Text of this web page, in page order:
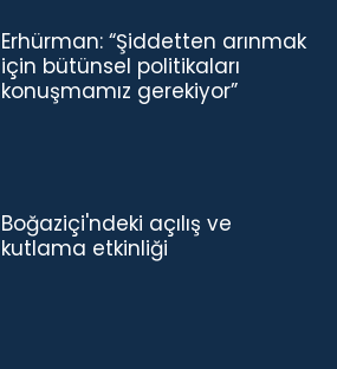
Erhürman: “Şiddetten arınmak
için bütünsel politikaları
konuşmamız gerekiyor”
Boğaziçi'ndeki açılış ve
kutlama etkinliği